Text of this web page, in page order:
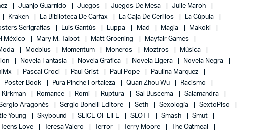
Juanjo Guarnido Juegos Juegos De Mesa
Julie Maroh
Kraken La Biblioteca De Carfax La Caja De Cerillos
La Cúpula
Serigrafías Luis Gantús Luppa Mad Magia
Makoki
México Mary M. Talbot Matt Groening
Mayfair Games
Moebius Momentum Moneros Moztros
Música
Novela Fantasía Novela Grafica Novela Ligera
Novela Negra
Pascal Croci Paul Grist Paul Pope
Paulina Marquez
Poster Book Pura Pinche Fortaleza Quan Zhou Wu
Racismo
Kirkman Romance Romi Ruptura Sal Buscema
Salamandra
Aragonés Sergio Bonelli Editore Seth Sexología
SextoPiso
Young Skybound SLICE OF LIFE SLOTT Smash
Smut
Teens Love Teresa Valero Terror Terry Moore The Oatmeal